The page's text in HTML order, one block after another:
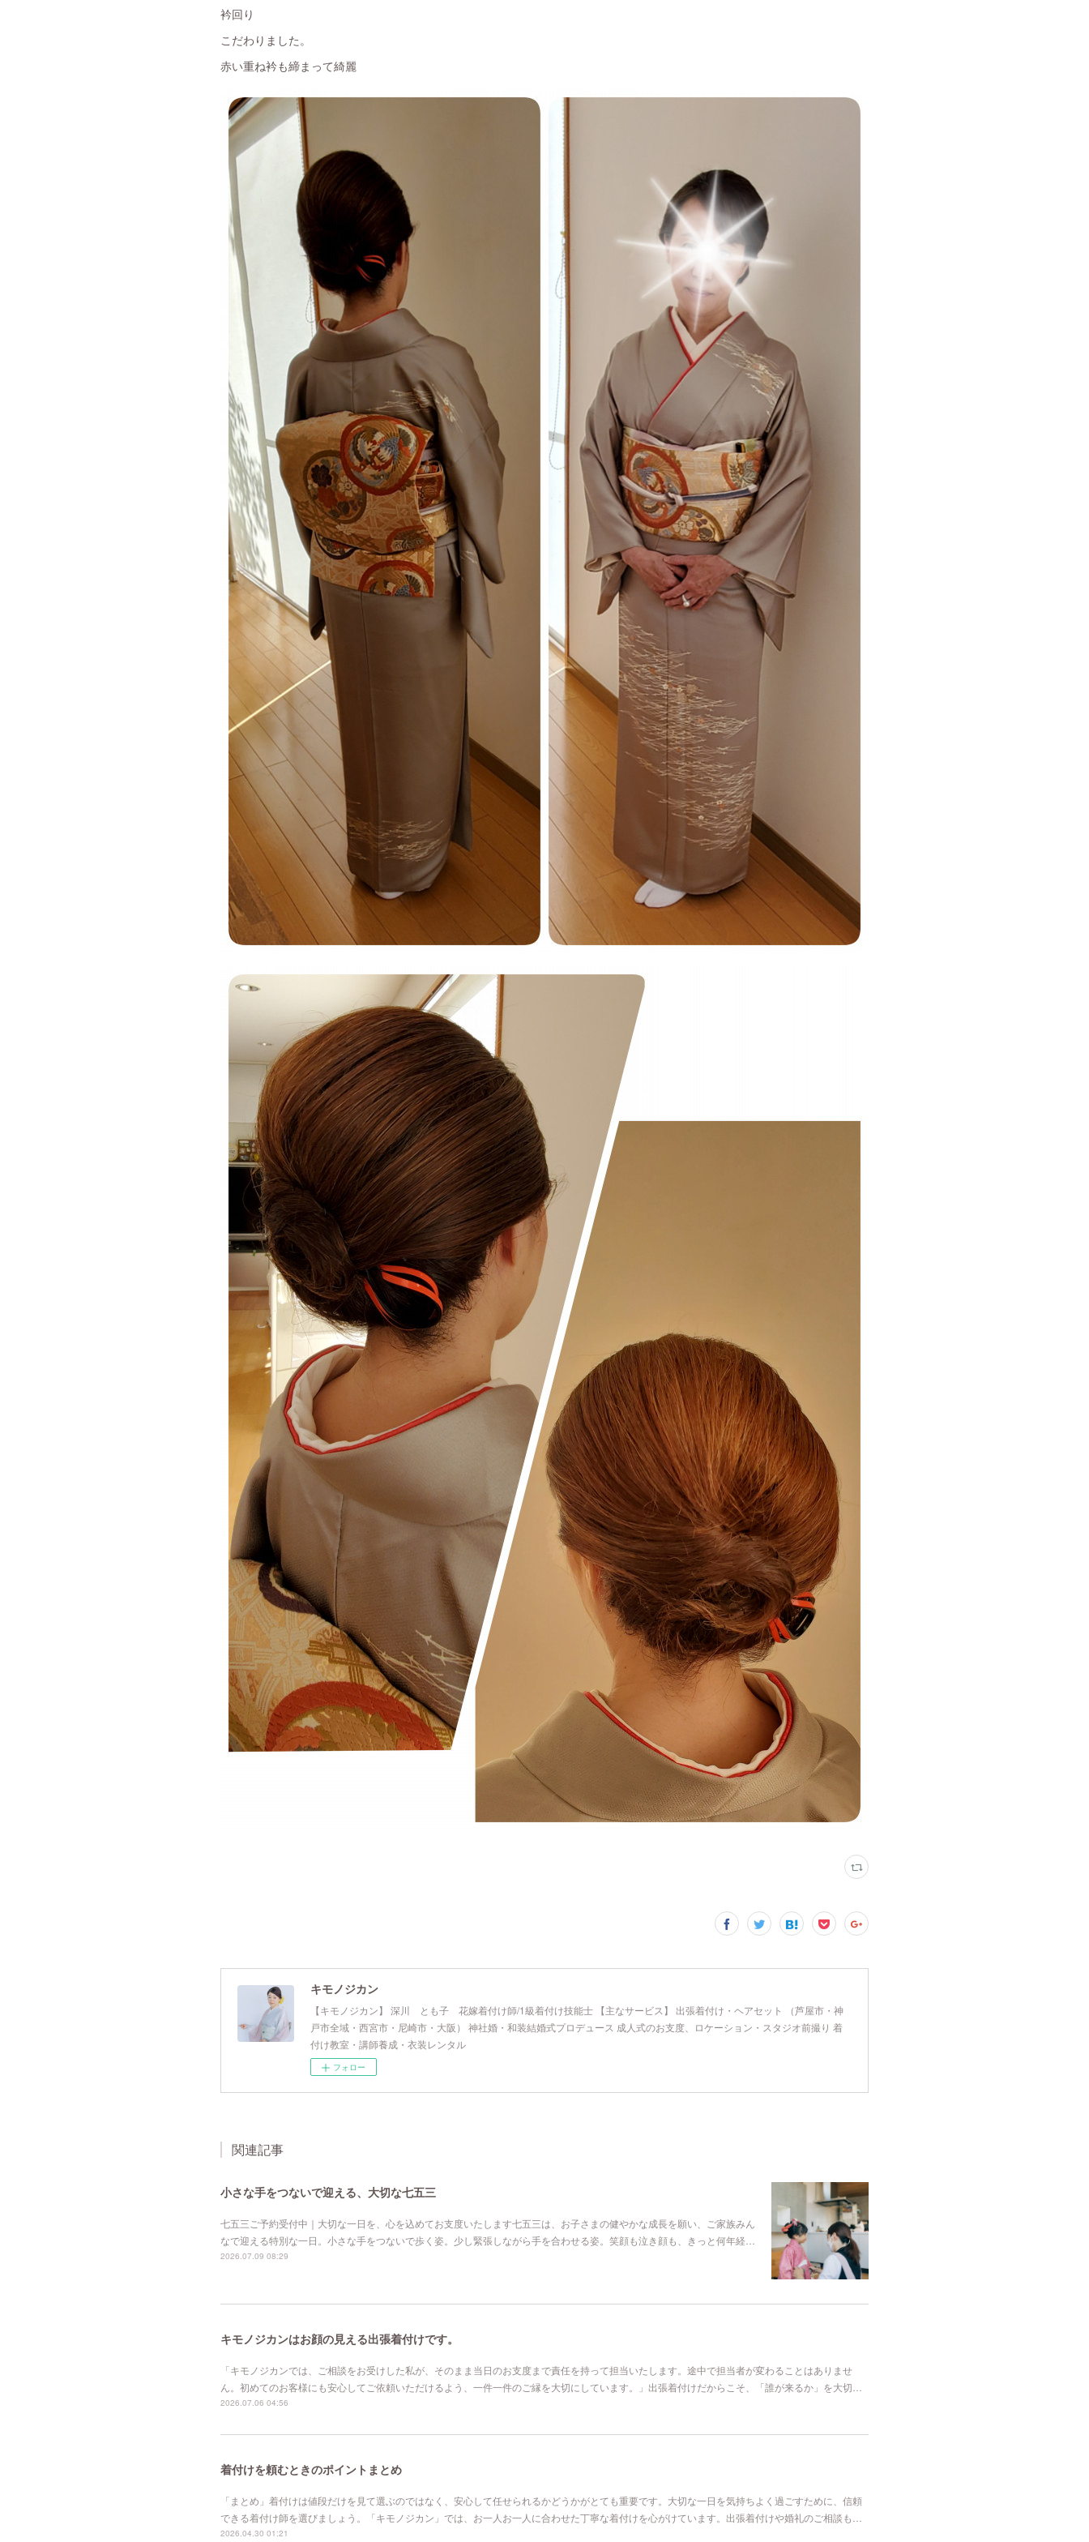
衿回り
こだわりました。
赤い重ね衿も締まって綺麗
キモノジカン
【キモノジカン】 深川 とも子 花嫁着付け師/1級着付け技能士 【主なサービス】 出張着付け・ヘアセット （芦屋市・神
戸市全域・西宮市・尼崎市・大阪） 神社婚・和装結婚式プロデュース 成人式のお支度、ロケーション・スタジオ前撮り 着
付け教室・講師養成・衣装レンタル
フォロー
関連記事
小さな手をつないで迎える、大切な七五三
七五三ご予約受付中｜大切な一日を、心を込めてお支度いたします七五三は、お子さまの健やかな成長を願い、ご家族みん
なで迎える特別な一日。小さな手をつないで歩く姿。少し緊張しながら手を合わせる姿。笑顔も泣き顔も、きっと何年経…
2026.07.09 08:29
キモノジカンはお顔の見える出張着付けです。
「キモノジカンでは、ご相談をお受けした私が、そのまま当日のお支度まで責任を持って担当いたします。途中で担当者が変わることはありませ
ん。初めてのお客様にも安心してご依頼いただけるよう、一件一件のご縁を大切にしています。」出張着付けだからこそ、「誰が来るか」を大切…
2026.07.06 04:56
着付けを頼むときのポイントまとめ
「まとめ」着付けは値段だけを見て選ぶのではなく、安心して任せられるかどうかがとても重要です。大切な一日を気持ちよく過ごすために、信頼
できる着付け師を選びましょう。「キモノジカン」では、お一人お一人に合わせた丁寧な着付けを心がけています。出張着付けや婚礼のご相談も…
2026.04.30 01:21